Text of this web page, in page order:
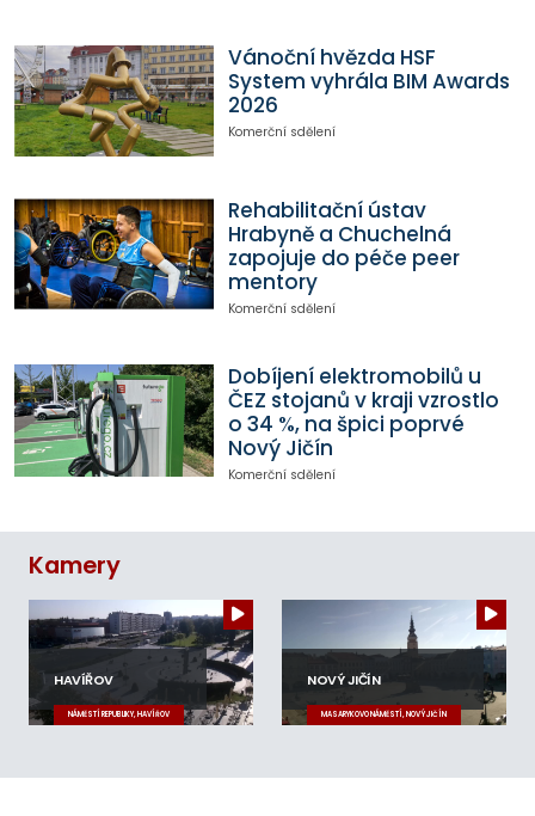
Vánoční hvězda HSF
System vyhrála BIM Awards
2026
Komerční sdělení
Rehabilitační ústav
Hrabyně a Chuchelná
zapojuje do péče peer
mentory
Komerční sdělení
Dobíjení elektromobilů u
ČEZ stojanů v kraji vzrostlo
o 34 %, na špici poprvé
Nový Jičín
Komerční sdělení
Kamery
HAVÍŘOV
NÁMĚSTÍ REPUBLIKY, HAVÍŘOV
NOVÝ JIČÍN
MASARYKOVO NÁMĚSTÍ, NOVÝ JIČÍN